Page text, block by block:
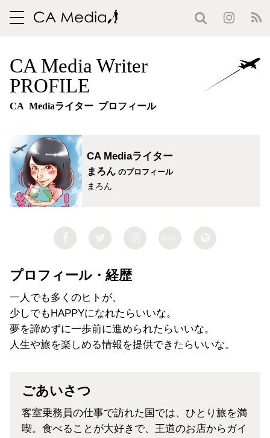
toggle
CA Media Writer
PROFILE
CA Mediaライター プロフィール
CA Mediaライター
まろん のプロフィール
まろん
プロフィール・経歴
一人でも多くのヒトが、
少しでもHAPPYになれたらいいな。
夢を諦めずに一歩前に進められたらいいな。
人生や旅を楽しめる情報を提供できたらいいな。
ごあいさつ
客室乗務員の仕事で訪れた国では、 ひとり旅を満
喫。食べることが大好きで、王道のお店からガイ